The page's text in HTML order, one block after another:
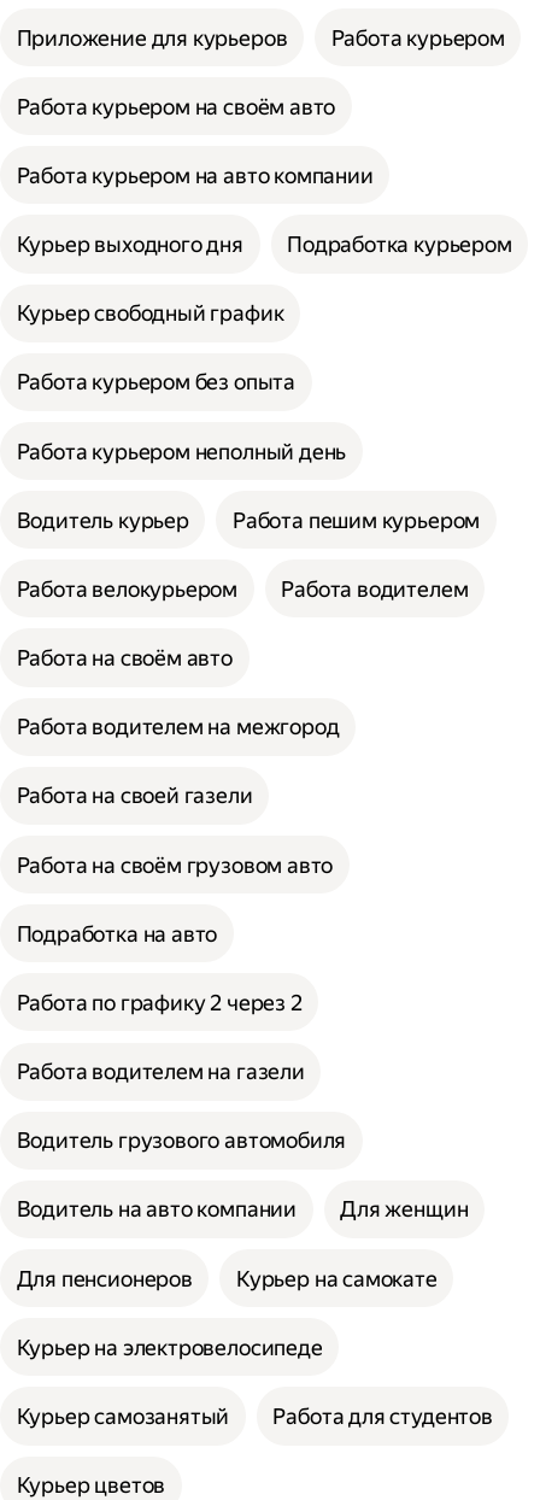
Приложение для курьеров Работа курьером
Работа курьером на своём авто
Работа курьером на авто компании
Курьер выходного дня Подработка курьером
Курьер свободный график
Работа курьером без опыта
Работа курьером неполный день
Водитель курьер Работа пешим курьером
Работа велокурьером Работа водителем
Работа на своём авто
Работа водителем на межгород
Работа на своей газели
Работа на своём грузовом авто
Подработка на авто
Работа по графику 2 через 2
Работа водителем на газели
Водитель грузового автомобиля
Водитель на авто компании Для женщин
Для пенсионеров Курьер на самокате
Курьер на электровелосипеде
Курьер самозанятый Работа для студентов
Курьер цветов